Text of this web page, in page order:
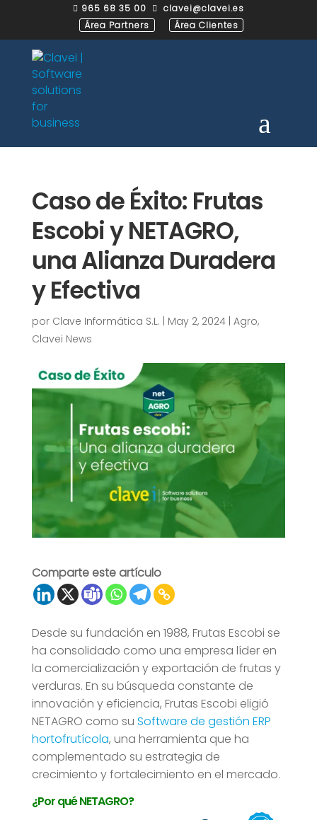
 965 68 35 00 
clavei@clavei.es
Área Partners
Área Clientes
Caso de Éxito: Frutas
Escobi y NETAGRO,
una Alianza Duradera
y Efectiva
por Clave Informática S.L. May 2, 2024| Agro,
Clavei News
Comparte este artículo
Desde su fundación en 1988, Frutas Escobi se
ha consolidado como una empresa líder en
la comercialización y exportación de frutas y
verduras. En su búsqueda constante de
innovación y eficiencia, Frutas Escobi eligió
NETAGRO como su Software de gestión ERP
hortofrutícola, una herramienta que ha
complementado su estrategia de
crecimiento y fortalecimiento en el mercado.
¿Por qué NETAGRO?